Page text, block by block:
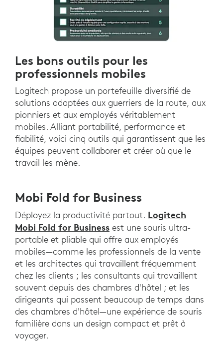
Les bons outils pour les
professionnels mobiles
Logitech propose un portefeuille diversifié de
solutions adaptées aux guerriers de la route, aux
pionniers et aux employés véritablement
mobiles. Alliant portabilité, performance et
fiabilité, voici cinq outils qui garantissent que les
équipes peuvent collaborer et créer où que le
travail les mène.
Mobi Fold for Business
Déployez la productivité partout. Logitech
Mobi Fold for Business est une souris ultra-
portable et pliable qui offre aux employés
mobiles—comme les professionnels de la vente
et les architectes qui travaillent fréquemment
chez les clients ; les consultants qui travaillent
souvent depuis des chambres d'hôtel ; et les
dirigeants qui passent beaucoup de temps dans
des chambres d'hôtel—une expérience de souris
familière dans un design compact et prêt à
voyager.